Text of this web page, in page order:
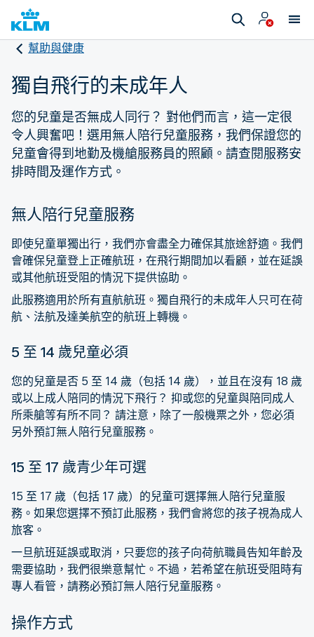
幫助與健康
獨自飛行的未成年人
您的兒童是否無成人同行？ 對他們而言，這一定很
令人興奮吧！選用無人陪行兒童服務，我們保證您的
兒童會得到地勤及機艙服務員的照顧。請查閱服務安
排時間及運作方式。
無人陪行兒童服務
即使兒童單獨出行，我們亦會盡全力確保其旅途舒適。我們
會確保兒童登上正確航班，在飛行期間加以看顧，並在延誤
或其他航班受阻的情況下提供協助。
此服務適用於所有直航航班。獨自飛行的未成年人只可在荷
航、法航及達美航空的航班上轉機。
5 至 14 歲兒童必須
您的兒童是否 5 至 14 歲（包括 14 歲），並且在沒有 18 歲
或以上成人陪同的情況下飛行？ 抑或您的兒童與陪同成人
所乘艙等有所不同？ 請注意，除了一般機票之外，您必須
另外預訂無人陪行兒童服務。
15 至 17 歲青少年可選
15 至 17 歲（包括 17 歲）的兒童可選擇無人陪行兒童服
務。如果您選擇不預訂此服務，我們會將您的孩子視為成人
旅客。
一旦航班延誤或取消，只要您的孩子向荷航職員告知年齡及
需要協助，我們很樂意幫忙。不過，若希望在航班受阻時有
專人看管，請務必預訂無人陪行兒童服務。
操作方式